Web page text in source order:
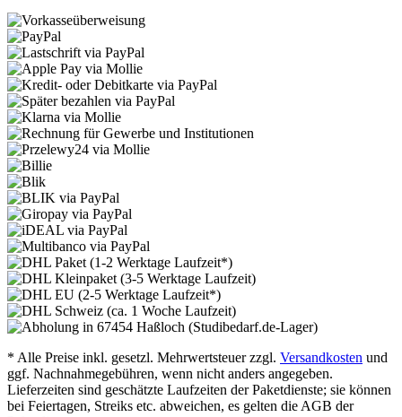
* Alle Preise inkl. gesetzl. Mehrwertsteuer zzgl. Versandkosten und
ggf. Nachnahmegebühren, wenn nicht anders angegeben.
Lieferzeiten sind geschätzte Laufzeiten der Paketdienste; sie können
bei Feiertagen, Streiks etc. abweichen, es gelten die AGB der